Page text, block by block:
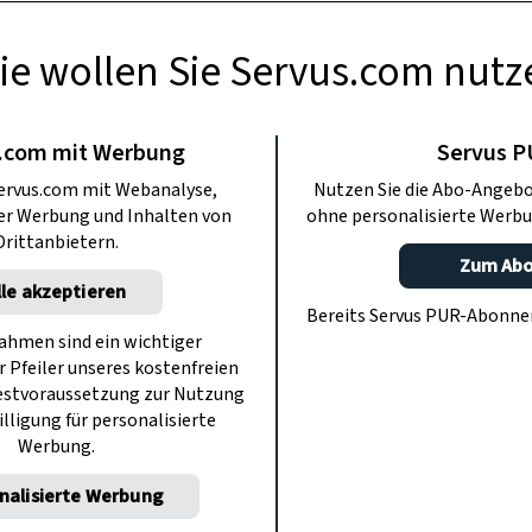
Murmeln und
andere Insekten haben Durst. Wir
eine kleine Wassertränke
und Sitzmöglichkeiten.
wollen Sie Servus.com
mit Werbung
mit Webanalyse,
Werbung und Inhalten von
akzeptieren
sind ein wichtiger
unseres kostenfreien
zur Nutzung
für personalisierte
Werbung.
Werbung
Servus
Nutzen Sie die Abo-
ohne personalisierte
Zum
Bereits Servus PUR-